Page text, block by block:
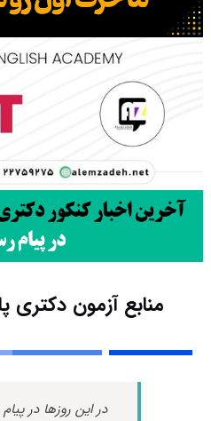
منابع آزمون دکتری
در این روزها در